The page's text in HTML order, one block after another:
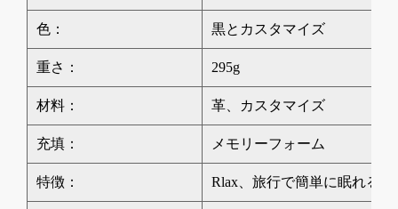
色： 黒とカスタマイズ
重さ： 295g
材料： 革、カスタマイズ
充填： メモリーフォーム
特徴： Rlax、旅行で簡単に眠れる